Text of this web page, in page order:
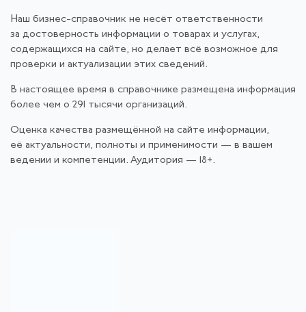
Наш бизнес-справочник не несёт ответственности
за достоверность информации о товарах и услугах,
содержащихся на сайте, но делает всё возможное для
проверки и актуализации этих сведений.
В настоящее время в справочнике размещена информация
более чем о 291 тысячи организаций.
Оценка качества размещённой на сайте информации,
её актуальности, полноты и применимости — в вашем
ведении и компетенции. Аудитория — 18+.